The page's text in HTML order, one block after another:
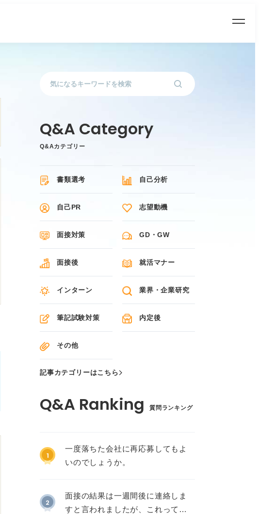
Q&Aカテゴリー
書類選考 自己分析
自己PR 志望動機
面接対策 GD・GW
面接後 就活マナー
インターン 業界・企業研究
筆記試験対策 内定後
その他
記事カテゴリーはこちら
質問ランキング
1
一度落ちた会社に再応募してもよ
いのでしょうか。
2
面接の結果は一週間後に連絡しま
すと言われましたが、これって不